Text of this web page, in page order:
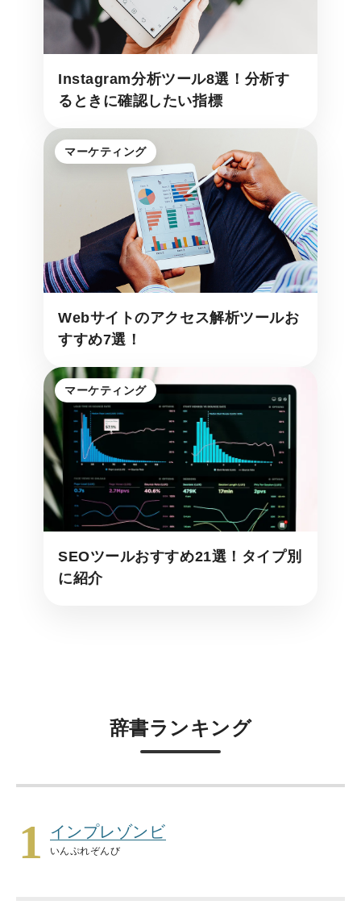
Instagram分析ツール8選！分析す
るときに確認したい指標
マーケティング
Webサイトのアクセス解析ツールお
すすめ7選！
マーケティング
SEOツールおすすめ21選！タイプ別
に紹介
辞書ランキング
1 インプレゾンビ
いんぷれぞんび